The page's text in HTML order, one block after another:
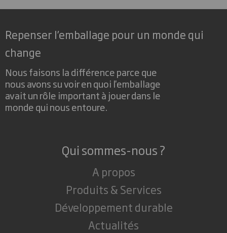
Repenser l’emballage pour un monde qui
change
Nous faisons la différence parce que
nous avons su voir en quoi l'emballage
avait un rôle important à jouer dans le
monde qui nous entoure.
Qui sommes-nous ?
A propos
Produits & Services
Développement durable
Actualités